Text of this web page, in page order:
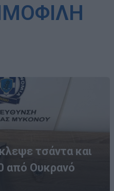
τσάντα και
από Ουκρανό